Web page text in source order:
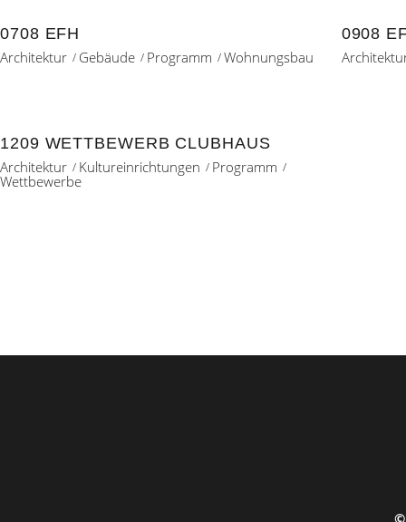
0708 EFH
Architektur
Gebäude Programm Wohnungsbau
0908
1209 WETTBEWERB CLUBHAUS
Architektur
Kultureinrichtungen
Programm
Wettbewerbe
©